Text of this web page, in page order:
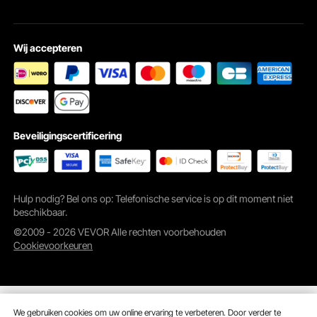
Wij accepteren
Beveiligingscertificering
Hulp nodig? Bel ons op: Telefonische service is op dit moment niet
beschikbaar.
©2009 - 2026 VEVOR Alle rechten voorbehouden
Cookievoorkeuren
We gebruiken cookies om uw online ervaring te verbeteren. Door verder te